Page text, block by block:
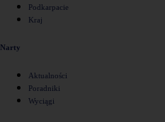
Podkarpacie
Kraj
Narty
Aktualności
Poradniki
Wyciągi